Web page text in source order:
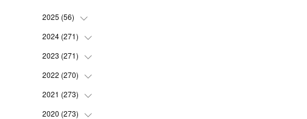
2025 (56)
(14
(21
(21
2024 (271)
(21
(22
(23
(22
2023 (271)
(22
(23
(23
2022 (270)
(23
(23
2021 (273)
(24
2020 (273)